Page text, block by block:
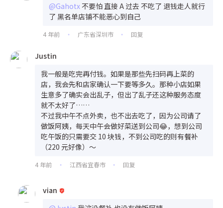
@Gahotx不要怕 直接 A 过去 不吃了 退钱走人就行
了 黑名单店铺不能恶心到自己
4 年前 • 广东省深圳市 • 回复
Justin
我一般是吃完再付钱。如果是那些先扫码再上菜的
店，我会先和店家确认一下要等多久。那种小店如果
生意多了确实会出乱子，但出了乱子还这种服务态度
就不太好了……
不过我中午不点外卖，也不出去吃了，因为公司请了
做饭阿姨，每天中午会做好菜送到公司😂，想到公司
吃午饭的只需要交 10 块钱，不到公司吃的则有餐补
（220 元好像）～
4 年前 • 江西省宜春市 • 回复
vian